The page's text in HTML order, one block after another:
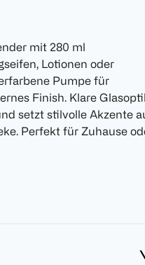
mit 280 ml
Lotionen oder
Pumpe für
Finish. Klare
setzt stilvolle Akzente
Perfekt für Zuhause